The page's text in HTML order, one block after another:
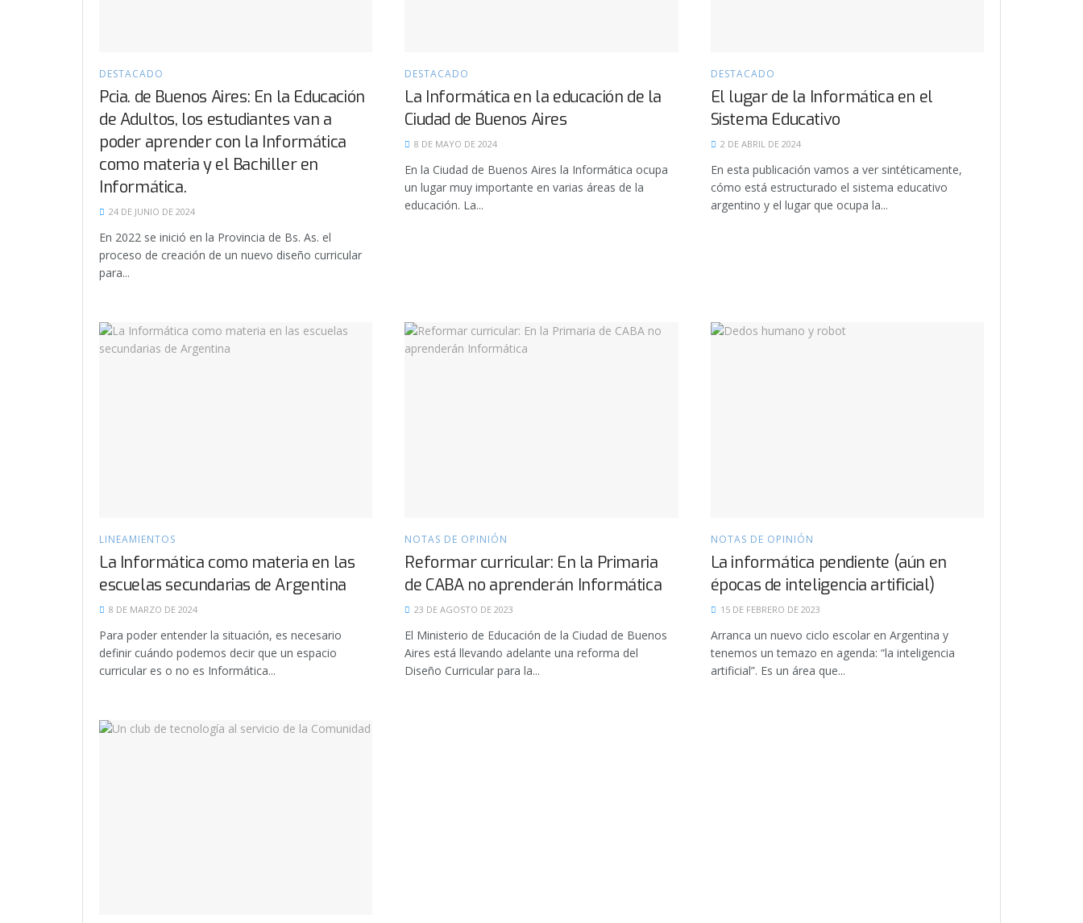
DESTACADO
Pcia. de Buenos Aires: En la Educación
de Adultos, los estudiantes van a
poder aprender con la Informática
como materia y el Bachiller en
Informática.
24 DE JUNIO DE 2024
En 2022 se inició en la Provincia de Bs. As. el
proceso de creación de un nuevo diseño curricular
para...
DESTACADO
La Informática en la educación de la
Ciudad de Buenos Aires
8 DE MAYO DE 2024
En la Ciudad de Buenos Aires la Informática ocupa
un lugar muy importante en varias áreas de la
educación. La...
DESTACADO
El lugar de la Informática en el
Sistema Educativo
2 DE ABRIL DE 2024
En esta publicación vamos a ver sintéticamente,
cómo está estructurado el sistema educativo
argentino y el lugar que ocupa la...
LINEAMIENTOS
La Informática como materia en las
escuelas secundarias de Argentina
8 DE MARZO DE 2024
Para poder entender la situación, es necesario
definir cuándo podemos decir que un espacio
curricular es o no es Informática...
NOTAS DE OPINIÓN
Reformar curricular: En la Primaria
de CABA no aprenderán Informática
23 DE AGOSTO DE 2023
El Ministerio de Educación de la Ciudad de Buenos
Aires está llevando adelante una reforma del
Diseño Curricular para la...
NOTAS DE OPINIÓN
La informática pendiente (aún en
épocas de inteligencia artificial)
15 DE FEBRERO DE 2023
Arranca un nuevo ciclo escolar en Argentina y
tenemos un temazo en agenda: “la inteligencia
artificial”. Es un área que...